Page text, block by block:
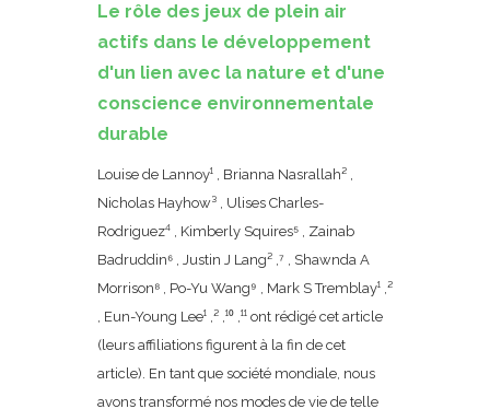
Le rôle des jeux de plein air
actifs dans le développement
d'un lien avec la nature et d'une
conscience environnementale
durable
Louise de Lannoy¹ , Brianna Nasrallah² ,
Nicholas Hayhow³ , Ulises Charles-
Rodriguez⁴ , Kimberly Squires⁵ , Zainab
Badruddin⁶ , Justin J Lang² ,⁷ , Shawnda A
Morrison⁸ , Po-Yu Wang⁹ , Mark S Tremblay¹ ,²
, Eun-Young Lee¹ ,² ,¹⁰ ,¹¹ ont rédigé cet article
(leurs affiliations figurent à la fin de cet
article). En tant que société mondiale, nous
avons transformé nos modes de vie de telle